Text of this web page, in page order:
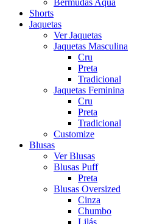
Bermudas Aqua
Shorts
Jaquetas
Ver Jaquetas
Jaquetas Masculina
Cru
Preta
Tradicional
Jaquetas Feminina
Cru
Preta
Tradicional
Customize
Blusas
Ver Blusas
Blusas Puff
Preta
Blusas Oversized
Cinza
Chumbo
Lilás